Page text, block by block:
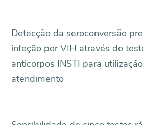
Detecção da seroconversão
infeção por VIH através do
anticorpos INSTI para
atendimento